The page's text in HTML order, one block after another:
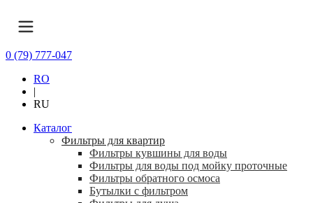
0 (79) 777-047
RO
|
RU
Каталог
Фильтры для квартир
Фильтры кувшины для воды
Фильтры для воды под мойку проточные
Фильтры обратного осмоса
Бутылки с фильтром